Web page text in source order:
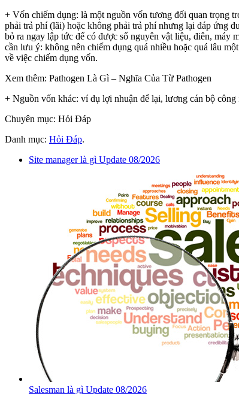
+ Vốn chiếm dụng: là một nguồn vốn tương đối quan trọng
phải trả phí (lãi) hoặc không phải trả phí nhưng lại đáp ứng
bỏ ra ngay lập tức để có được số nguyên vật liệu, điên,
cần lưu ý: không nên chiếm dụng quá nhiều hoặc quá lâu
về việc chiếm dụng vốn.
Xem thêm: Pathogen Là Gì – Nghĩa Của Từ Pathogen
+ Nguồn vốn khác: ví dụ lợi nhuận để lại, lương cán bộ
Chuyên mục: Hỏi Đáp
Danh mục: Hỏi Đáp.
Site manager là gì Update 08/2026
Salesman là gì Update 08/2026